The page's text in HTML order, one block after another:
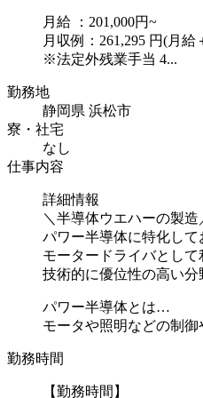
月給 ：201,000円~
月収例：261,295 円(月給
※法定外残業手当 4...
勤務地
静岡県 浜松市
寮・社宅
なし
仕事内容
詳細情報
＼半導体ウエハーの製造
パワー半導体に特化して
モータードライバとして
技術的に優位性の高い
パワー半導体とは…
モータや照明などの制
勤務時間
【勤務時間】